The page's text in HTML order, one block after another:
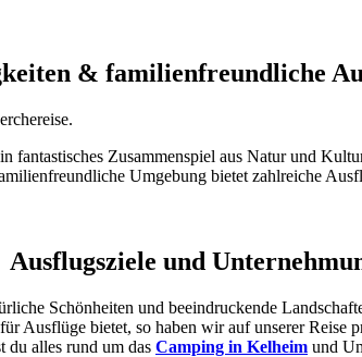
& familienfreundliche
Zusammenspiel aus Natur und
Umgebung bietet zahlreiche
Ausflugsziele und
Schönheiten und beeindruckende
Ausflüge bietet, so haben wir auf unserer Reise
du alles rund um das Camping in Kelheim und